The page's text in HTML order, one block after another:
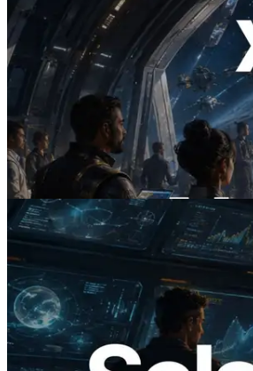
2026.07.04
ERPC lance un RPC
x402 — L'ère où les
demande les API dont ils
Lire cet article